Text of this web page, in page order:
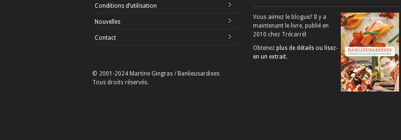
Conditions d’utilisation
Nouvelles
Contact
© 2001-2024 Martine Gingras / Banlieusardises
Tous droits réservés.
Vous aimez le blogue? Il y a
maintenant le livre, publié en
2010 chez Trécarré!
Obtenez plus de détails ou lisez-
en un extrait.